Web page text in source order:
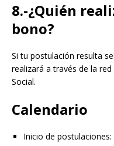
8.-¿Quién
bono?
Si tu postulación resulta
realizará a través de la
Social.
Calendario
Inicio de